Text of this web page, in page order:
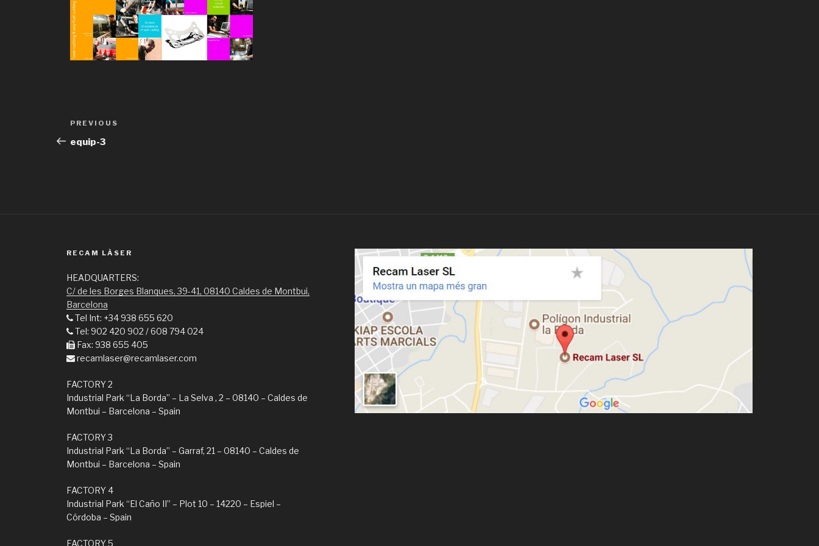
Post
navigation
Previous
Post
PREVIOUS
equip-3
RECAM LÀSER
HEADQUARTERS:
C/ de les Borges Blanques, 39-41, 08140 Caldes de Montbui,
Barcelona
Tel Int: +34 938 655 620
Tel: 902 420 902 / 608 794 024
Fax: 938 655 405
recamlaser@recamlaser.com
FACTORY 2
Industrial Park “La Borda” – La Selva , 2 – 08140 – Caldes de
Montbui – Barcelona – Spain
FACTORY 3
Industrial Park “La Borda” – Garraf, 21 – 08140 – Caldes de
Montbui – Barcelona – Spain
FACTORY 4
Industrial Park “El Caño II” – Plot 10 – 14220 – Espiel –
Córdoba – Spain
FACTORY 5